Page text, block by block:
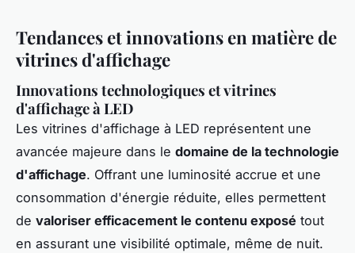
Tendances et innovations en matière de
vitrines d'affichage
Innovations technologiques et vitrines
d'affichage à LED
Les vitrines d'affichage à LED représentent une
avancée majeure dans le domaine de la technologie
d'affichage. Offrant une luminosité accrue et une
consommation d'énergie réduite, elles permettent
de valoriser efficacement le contenu exposé tout
en assurant une visibilité optimale, même de nuit.